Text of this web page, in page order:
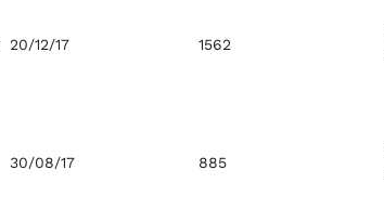
20/12/17 1562
30/08/17 885